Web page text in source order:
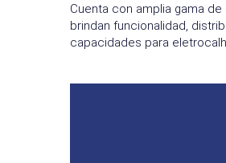
Cuenta con amplia gama
brindan funcionalidad,
capacidades para